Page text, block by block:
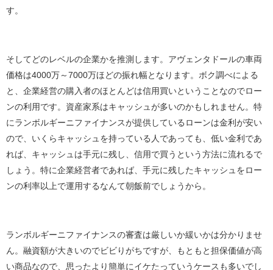
す。
そしてどのレベルの企業かを推測します。アヴェンタドールの車両
価格は4000万～7000万ほどの振れ幅となります。ボク調べによる
と、企業経営の購入者のほとんどは信用買いということなのでロー
ンの利用です。資産家系はキャッシュが多いのかもしれません。特
にランボルギーニファイナンスが提供しているローンは金利が安い
ので、いくらキャッシュを持っている人であっても、低い金利であ
れば、キャッシュは手元に残し、信用で買うという方法に流れるで
しょう。特に企業経営者であれば、手元に残したキャッシュをロー
ンの利率以上で運用するなんて朝飯前でしょうから。
ランボルギーニファイナンスの審査は厳しいか緩いかは分かりませ
ん。融資額が大きいのでビビりがちですが、もともと担保価値が高
い商品なので、思ったより簡単にイケたっていうケースも多いでし